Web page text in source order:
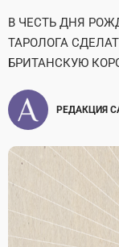
В ЧЕСТЬ ДНЯ
ТАРОЛОГА
БРИТАНСКУЮ
РЕДАКЦИЯ